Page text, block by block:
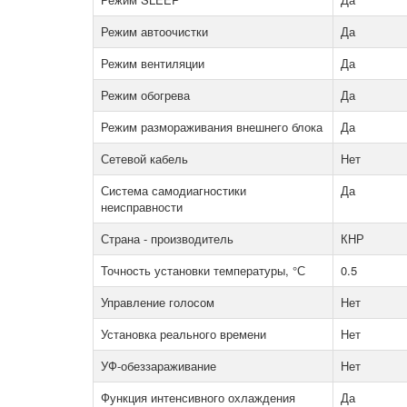
Режим автоочистки
Да
Режим вентиляции
Да
Режим обогрева
Да
Режим размораживания внешнего блока
Да
Сетевой кабель
Нет
Система самодиагностики
неисправности
Да
Страна - производитель
КНР
Точность установки температуры, °С
0.5
Управление голосом
Нет
Установка реального времени
Нет
УФ-обеззараживание
Нет
Функция интенсивного охлаждения
Да